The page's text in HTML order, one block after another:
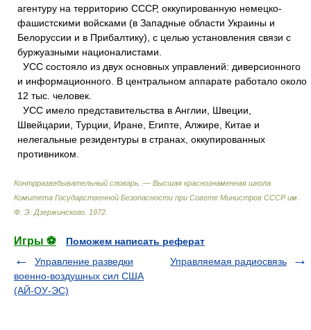
агентуру на территорию СССР, оккупированную немецко-
фашистскими войсками (в Западные области Украины и
Белоруссии и в Прибалтику), с целью установления связи с
буржуазными националистами.
УСС состояло из двух основных управлений: диверсионного
и информационного. В центральном аппарате работало около
12 тыс. человек.
УСС имело представительства в Англии, Швеции,
Швейцарии, Турции, Иране, Египте, Алжире, Китае и
нелегальные резидентуры в странах, оккупированных
противником.
Контрразведывательный словарь. — Высшая краснознаменная школа
Комитета Государственной Безопасности при Совете Министров СССР им.
Ф. Э. Дзержинского 1972
Игры ⚽
Поможем написать реферат
Управление разведки
военно-воздушных сил США
(АЙ-ОУ-ЭС)
Управляемая радиосвязь